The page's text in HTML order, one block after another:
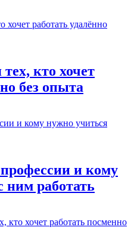
кто хочет
без опыта
и кому
ним работать